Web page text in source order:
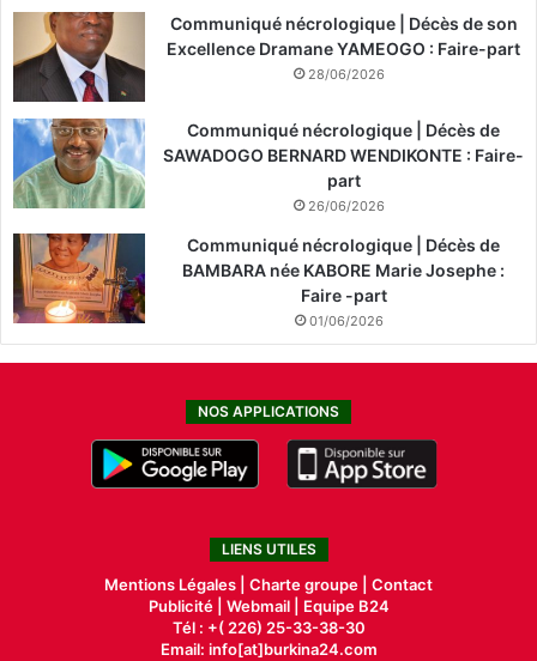
Communiqué nécrologique | Décès de son
Excellence Dramane YAMEOGO : Faire-part
28/06/2026
Communiqué nécrologique | Décès de
SAWADOGO BERNARD WENDIKONTE : Faire-
part
26/06/2026
Communiqué nécrologique | Décès de
BAMBARA née KABORE Marie Josephe :
Faire -part
01/06/2026
NOS APPLICATIONS
LIENS UTILES
Mentions Légales | Charte groupe | Contact
Publicité| Webmail |
Equipe B24
Tél : +( 226) 25-33-38-30
Email: info[at]burkina24.com